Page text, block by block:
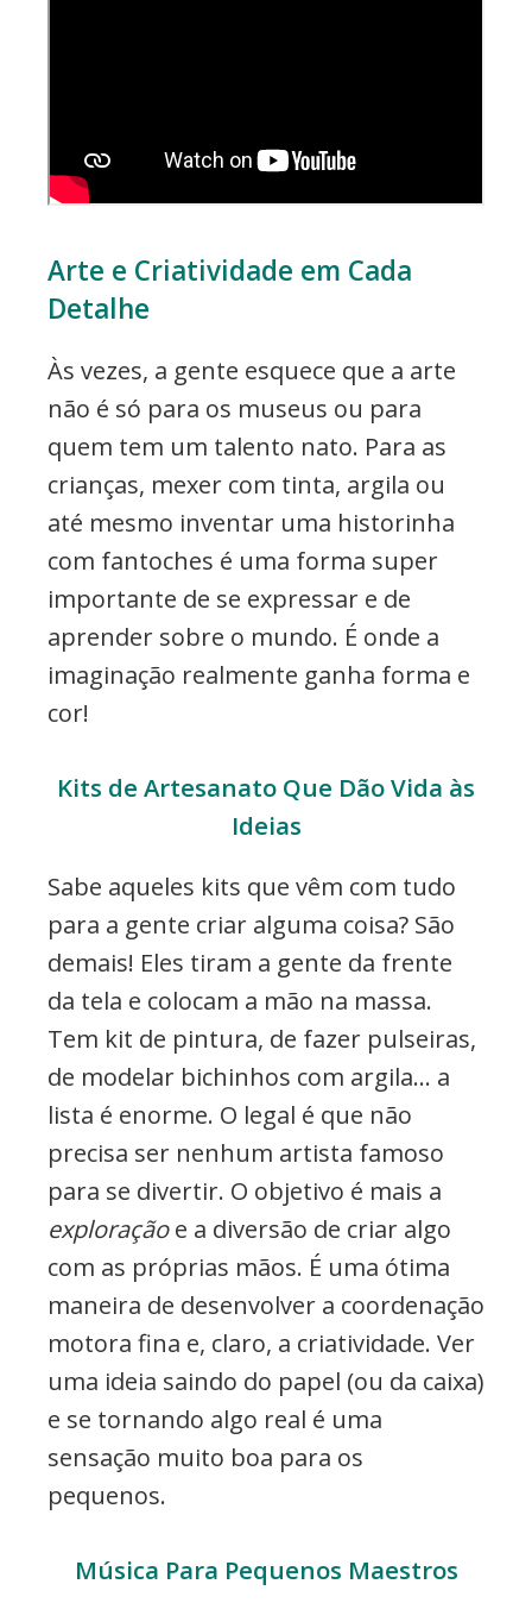
Arte e Criatividade em Cada
Detalhe
Às vezes, a gente esquece que a arte
não é só para os museus ou para
quem tem um talento nato. Para as
crianças, mexer com tinta, argila ou
até mesmo inventar uma historinha
com fantoches é uma forma super
importante de se expressar e de
aprender sobre o mundo. É onde a
imaginação realmente ganha forma e
cor!
Kits de Artesanato Que Dão Vida às
Ideias
Sabe aqueles kits que vêm com tudo
para a gente criar alguma coisa? São
demais! Eles tiram a gente da frente
da tela e colocam a mão na massa.
Tem kit de pintura, de fazer pulseiras,
de modelar bichinhos com argila… a
lista é enorme. O legal é que não
precisa ser nenhum artista famoso
para se divertir. O objetivo é mais a
exploraçãoe a diversão de criar algo
com as próprias mãos. É uma ótima
maneira de desenvolver a coordenação
motora fina e, claro, a criatividade. Ver
uma ideia saindo do papel (ou da caixa)
e se tornando algo real é uma
sensação muito boa para os
pequenos.
Música Para Pequenos Maestros